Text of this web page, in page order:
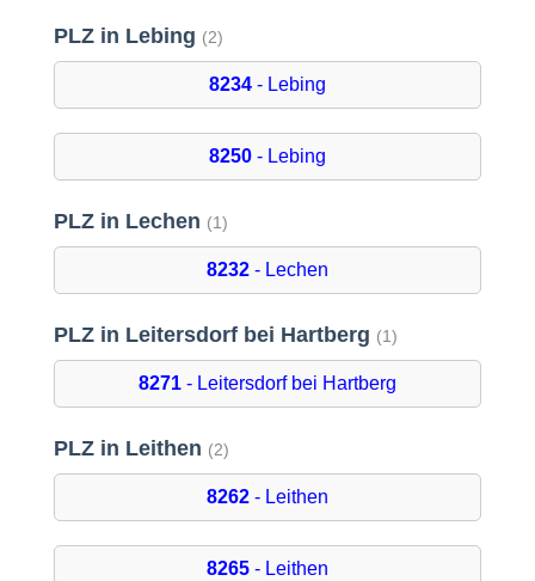
PLZ in Lebing (2)
8234- Lebing
8250- Lebing
PLZ in Lechen (1)
8232- Lechen
PLZ in Leitersdorf bei Hartberg (1)
8271- Leitersdorf bei Hartberg
PLZ in Leithen (2)
8262- Leithen
8265- Leithen